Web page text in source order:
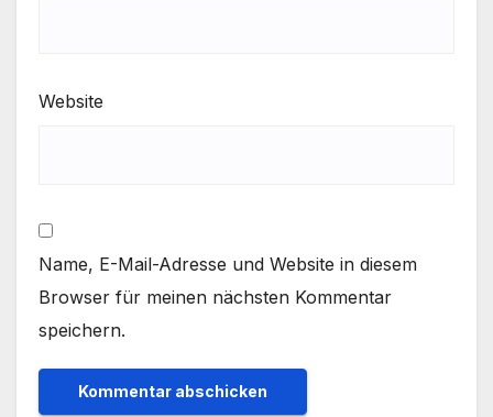
Website
Name, E-Mail-Adresse und Website in diesem
Browser für meinen nächsten Kommentar
speichern.